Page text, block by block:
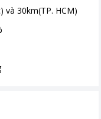
và 30km(TP. HCM)